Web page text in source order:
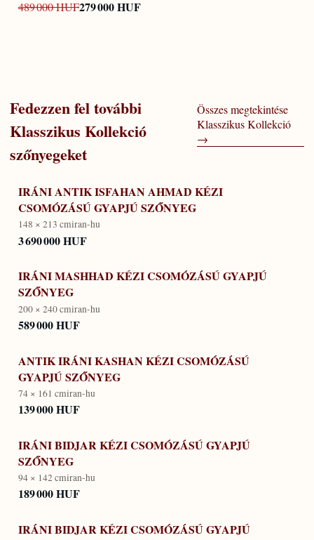
489 000 HUF279 000 HUF
Fedezzen fel további
Klasszikus Kollekció
szőnyegeket
Összes megtekintése
Klasszikus Kollekció
→
IRÁNI ANTIK ISFAHAN AHMAD KÉZI
CSOMÓZÁSÚ GYAPJÚ SZŐNYEG
148 × 213 cmiran-hu
3 690 000 HUF
IRÁNI MASHHAD KÉZI CSOMÓZÁSÚ GYAPJÚ
SZŐNYEG
200 × 240 cmiran-hu
589 000 HUF
ANTIK IRÁNI KASHAN KÉZI CSOMÓZÁSÚ
GYAPJÚ SZŐNYEG
74 × 161 cmiran-hu
139 000 HUF
IRÁNI BIDJAR KÉZI CSOMÓZÁSÚ GYAPJÚ
SZŐNYEG
94 × 142 cmiran-hu
189 000 HUF
IRÁNI BIDJAR KÉZI CSOMÓZÁSÚ GYAPJÚ